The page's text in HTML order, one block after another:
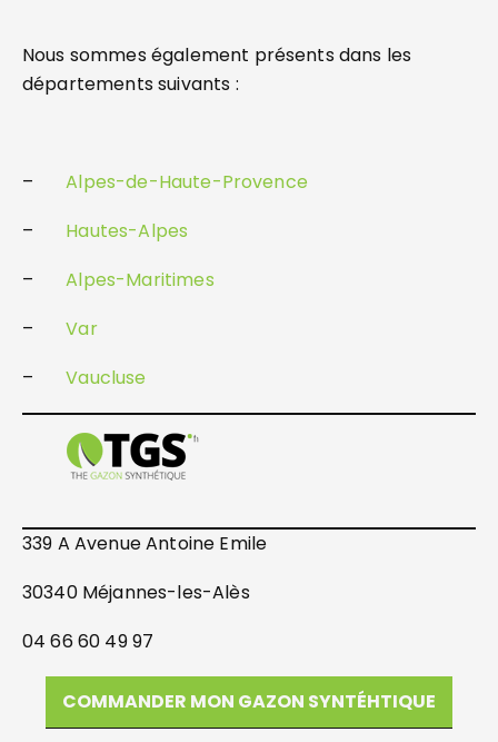
Nous sommes également présents dans les
départements suivants :
–Alpes-de-Haute-Provence
– Hautes-Alpes
–Alpes-Maritimes
–Var
–Vaucluse
339 A Avenue Antoine Emile
30340 Méjannes-les-Alès
04 66 60 49 97
COMMANDER MON GAZON SYNTÉHTIQUE